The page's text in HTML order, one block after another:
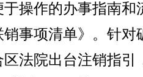
操作的办事指南和
事项清单》。针对
法院出台注销指引